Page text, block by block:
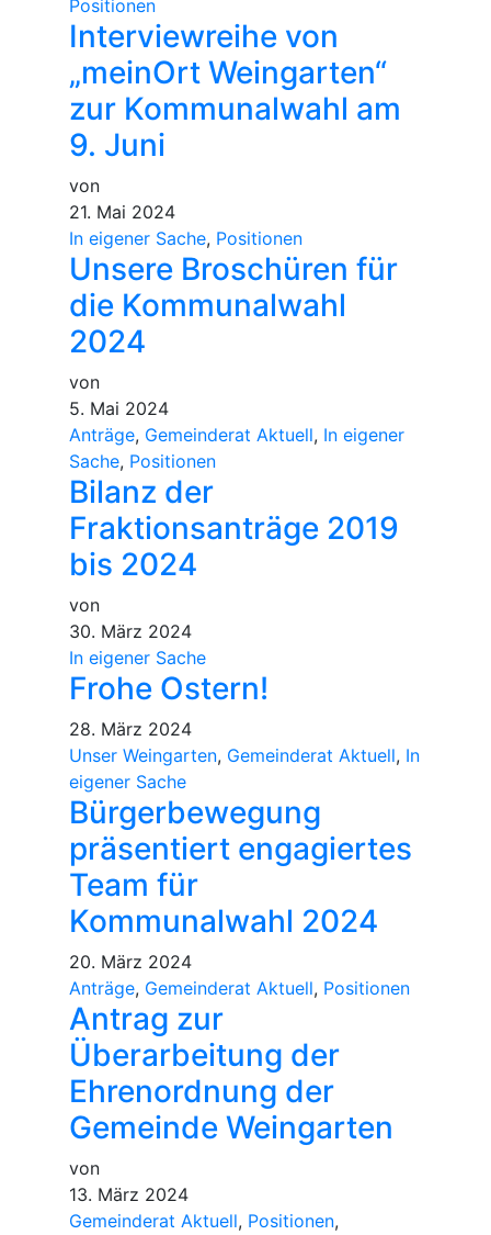
Positionen
Interviewreihe von
„meinOrt Weingarten“
zur Kommunalwahl am
9. Juni
von
21. Mai 2024
In eigener Sache, Positionen
Unsere Broschüren für
die Kommunalwahl
2024
von
5. Mai 2024
Anträge, Gemeinderat Aktuell, In eigener
Sache, Positionen
Bilanz der
Fraktionsanträge 2019
bis 2024
von
30. März 2024
In eigener Sache
Frohe Ostern!
28. März 2024
Unser Weingarten, Gemeinderat Aktuell, In
eigener Sache
Bürgerbewegung
präsentiert engagiertes
Team für
Kommunalwahl 2024
20. März 2024
Anträge, Gemeinderat Aktuell, Positionen
Antrag zur
Überarbeitung der
Ehrenordnung der
Gemeinde Weingarten
von
13. März 2024
Gemeinderat Aktuell, Positionen,